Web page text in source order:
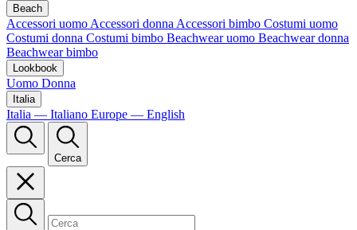
Beach
Accessori uomo Accessori donna Accessori bimbo Costumi uomo
Costumi donna Costumi bimbo Beachwear uomo Beachwear donna
Beachwear bimbo
Lookbook
Uomo Donna
Italia
Italia — Italiano Europe — English
Cerca